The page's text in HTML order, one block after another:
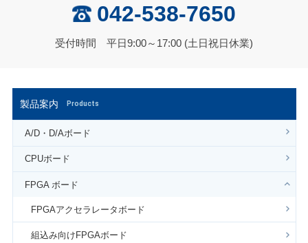
製品案内 Products
A/D・D/Aボード
CPUボード
FPGA ボード
FPGAアクセラレータボード
組込み向けFPGAボード
042-538-7650
受付時間 平日9:00～17:00 (土日祝日休業)